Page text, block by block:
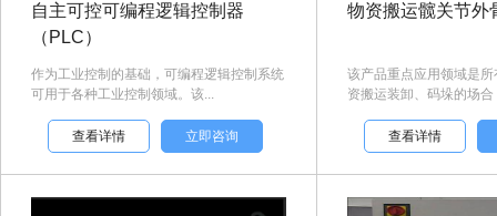
自主可控可编程逻辑控制器
（PLC）
作为工业控制的基础，可编程逻辑控制系统
可用于各种工业控制领域。该...
查看详情 立即咨询
物资搬运髋关节外
该产品重点应用领域是
资搬运装卸、码垛的场合
查看详情